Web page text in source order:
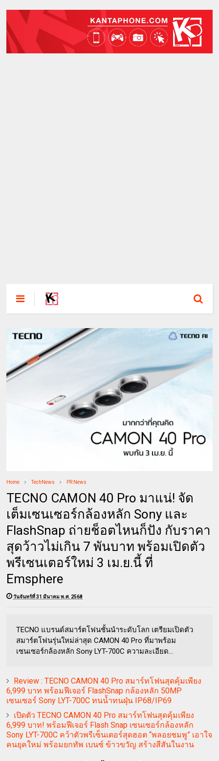
Home TechNews PR News
TECNO CAMON 40 Pro มาแน่! จัด
เต็มเซนเซอร์กล้องหลัก Sony และ
FlashSnap ถ่ายช็อตไหนก็ปัง กับราคา
สุดว้าวไม่เกิน 7 พันบาท พร้อมเปิดตัว
พรีเซนเตอร์ใหม่ 3 เม.ย.นี้ ที่
Emsphere
วันจันทร์ที่ 31 มีนาคม พ.ศ. 2568
TECNO แบรนด์สมาร์ตโฟนชั้นนำระดับโลก เตรียมเปิดตัว
สมาร์ตโฟนรุ่นใหม่ล่าสุด CAMON 40 Pro ที่มาพร้อม
เซนเซอร์กล้องหลัก Sony LYT-700C ความละเอียด...
Review : TECNO CAMON 40 Pro สมาร์ทโฟนสุดคุ้มเพียง
6,999 บาท พร้อมฟีเจอร์ FlashSnap กล้องหลัก 50MP
เซนเซอร์ Sony LYT-700C ทนน้ำทนฝุ่น IP68/IP69
เปิดตัว TECNO CAMON 40 Pro สมาร์ทโฟนสุดคุ้มเพียง
6,999 บาท! พร้อมฟีเจอร์ Flash Snap เซนเซอร์กล้องหลัก
Sony LYT-700C คว้าตัวพรีเซ็นเตอร์สุดฮอต “พลอยชมพู” เอาใจ
คนยุคใหม่ พร้อมยกทัพ เบนซ์ ข้าวขวัญ สร้างสีสันในงาน